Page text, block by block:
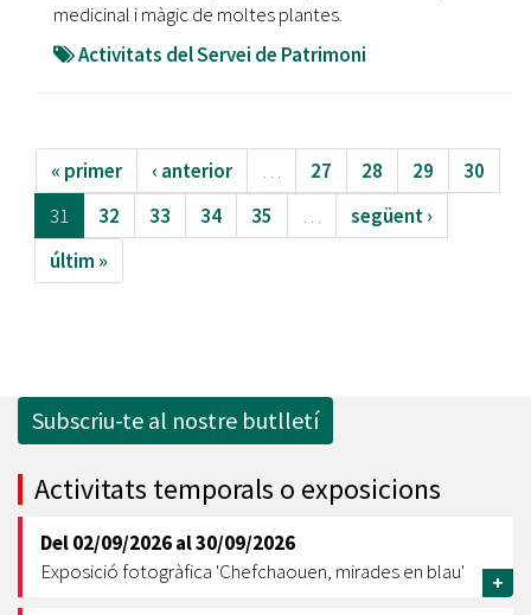
medicinal i màgic de moltes plantes.
Activitats del Servei de Patrimoni
« primer ‹ anterior … 27 28 29
30
31
32 33 34 35 …
següent ›
últim »
Subscriu-te al nostre butlletí
Activitats temporals o exposicions
Del02/09/2026al30/09/2026
Exposició fotogràfica 'Chefchaouen, mirades en blau'
+